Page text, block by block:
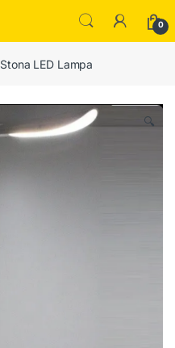
0
Stona LED Lampa
🔍